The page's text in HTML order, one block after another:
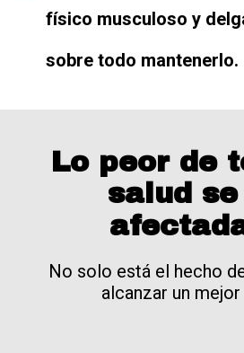
físico musculoso y
sobre todo mantenerlo.
Lo peor de
salud
No solo está el hecho
alcanzar un